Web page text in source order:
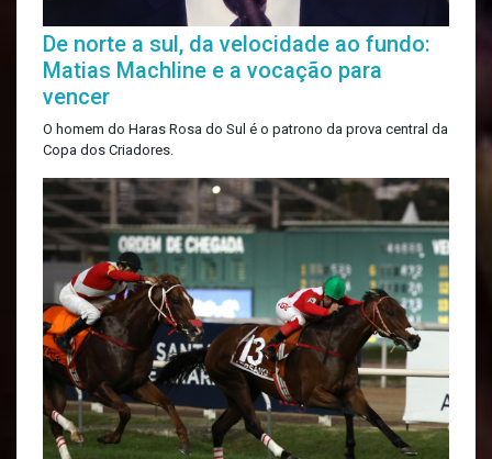
De norte a sul, da velocidade ao fundo:
Matias Machline e a vocação para
vencer
O homem do Haras Rosa do Sul é o patrono da prova central da
Copa dos Criadores.